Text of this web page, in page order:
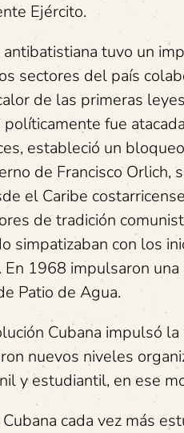
Ejército.
tuvo un
sectores del país
de las primeras
fue
estableció un
de Francisco
el Caribe
de tradición
con los
1968 impulsaron
Patio de Agua.
Cubana impulsó
nuevos niveles
y estudiantil, en ese
cada vez más